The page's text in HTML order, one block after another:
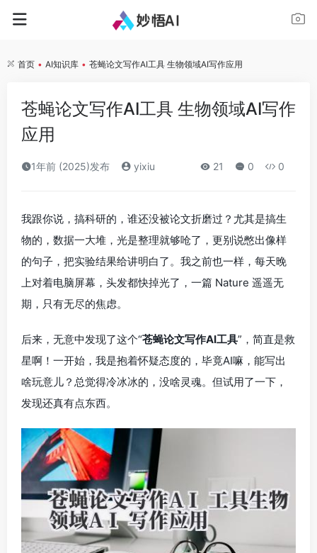
首页 • AI知识库 • 苍蝇论文写作AI工具 生物领域AI写作应用
苍蝇论文写作AI工具 生物领域AI写作
应用
1年前 (2025)发布 yixiu 21 0 0
我跟你说，搞科研的，谁还没被论文折磨过？尤其是搞生
物的，数据一大堆，光是整理就够呛了，更别说憋出像样
的句子，把实验结果给讲明白了。我之前也一样，每天晚
上对着电脑屏幕，头发都快掉光了，一篇 Nature 遥遥无
期，只有无尽的焦虑。
后来，无意中发现了这个“苍蝇论文写作AI工具”，简直是救
星啊！一开始，我是抱着怀疑态度的，毕竟AI嘛，能写出
啥玩意儿？总觉得冷冰冰的，没啥灵魂。但试用了一下，
发现还真有点东西。